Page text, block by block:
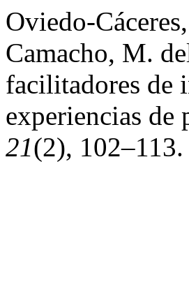
Oviedo-
Camacho, M.
facilitadores de
experiencias de
21(2),